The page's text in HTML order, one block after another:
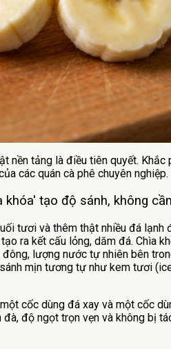
nền tảng là điều tiên quyết.
các quán cà phê chuyên nghiệp.
tạo độ sánh, không
tươi và thêm thật nhiều đá lạnh
ra kết cấu lỏng, dăm đá. Chìa
lượng nước tự nhiên bên
mịn tương tự như kem tươi
cốc dùng đá xay và một cốc
độ ngọt trọn vẹn và không bị